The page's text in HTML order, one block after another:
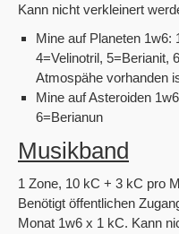
Kann nicht verkleinert
Mine auf Planeten 1w6:
4=Velinotril, 5=Berianit,
Atmospähe vorhanden
Mine auf Asteroiden
6=Berianun
Musikband
1 Zone, 10 kC + 3 kC pro
Benötigt öffentlichen
Monat 1w6 x 1 kC. Kann